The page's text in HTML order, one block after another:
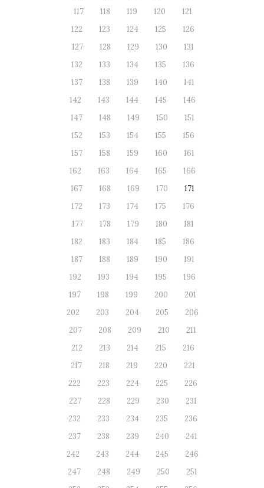
117
118 119 120
121
122
123 124 125
126
127
128 129 130
131
132
133 134 135
136
137
138 139 140
141
142
143 144 145
146
147
148 149 150
151
152
153 154 155
156
157
158 159 160
161
162
163 164 165
166
167
168 169 170
171
172
173 174 175
176
177
178 179 180
181
182
183 184 185
186
187
188 189 190
191
192
193 194 195
196
197
198 199 200
201
202
203 204 205
206
207
208 209 210
211
212
213 214 215
216
217
218 219 220
221
222
223 224 225
226
227
228 229 230
231
232
233 234 235
236
237
238 239 240
241
242
243 244 245
246
247
248 249 250
251